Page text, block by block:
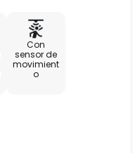
Con
sensor de
movimient
o